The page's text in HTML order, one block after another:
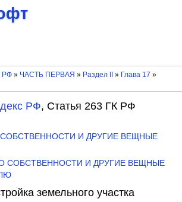
РФ» ЧАСТЬ ПЕРВАЯ » Раздел II » Глава 17 »
РФ, Статья 263 ГК РФ
СОБСТВЕННОСТИ И ДРУГИЕ ВЕЩНЫЕ
СОБСТВЕННОСТИ И ДРУГИЕ ВЕЩНЫЕ
земельного участка